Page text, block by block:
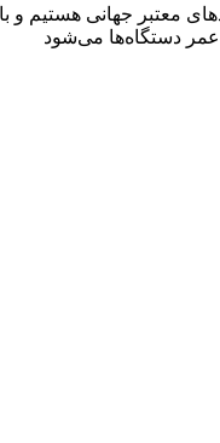
معتبر جهانی هستیم و با
عمر دستگاه‌ها می‌شود